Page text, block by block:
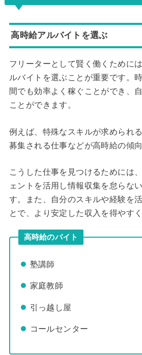
高時給アルバイトを選ぶ
フリーターとして賢く働くために
ルバイトを選ぶことが重要です。
間でも効率よく稼ぐことができ、
ことができます。
例えば、特殊なスキルが求められ
募集される仕事などが高時給の傾向
こうした仕事を見つけるためには
ェントを活用し情報収集を怠らな
す。また、自分のスキルや経験を
とで、より安定した収入を得やすく
高時給のバイト
塾講師
家庭教師
引っ越し屋
コールセンター